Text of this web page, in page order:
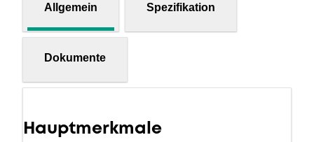
Allgemein Spezifikation
Dokumente
Hauptmerkmale